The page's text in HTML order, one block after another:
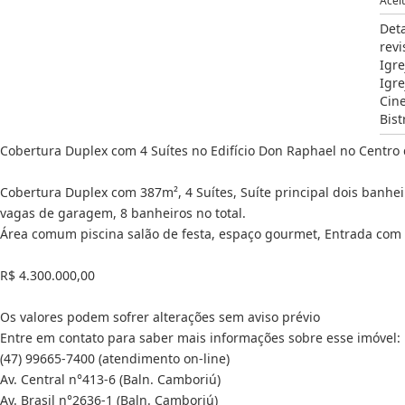
Cobertura Duplex com 4 Suítes no Edifício Don Raphael no Centro
Cobertura Duplex com 387m², 4 Suítes, Suíte principal dois
vagas de garagem, 8 banheiros no total.
Área comum piscina salão de festa, espaço gourmet, Entrada
R$ 4.300.000,00
Os valores podem sofrer alterações sem aviso prévio
Entre em contato para saber mais informações sobre esse imóvel:
(47) 99665-7400 (atendimento on-line)
Av. Central n°413-6 (Baln. Camboriú)
Av. Brasil n°2636-1 (Baln. Camboriú)